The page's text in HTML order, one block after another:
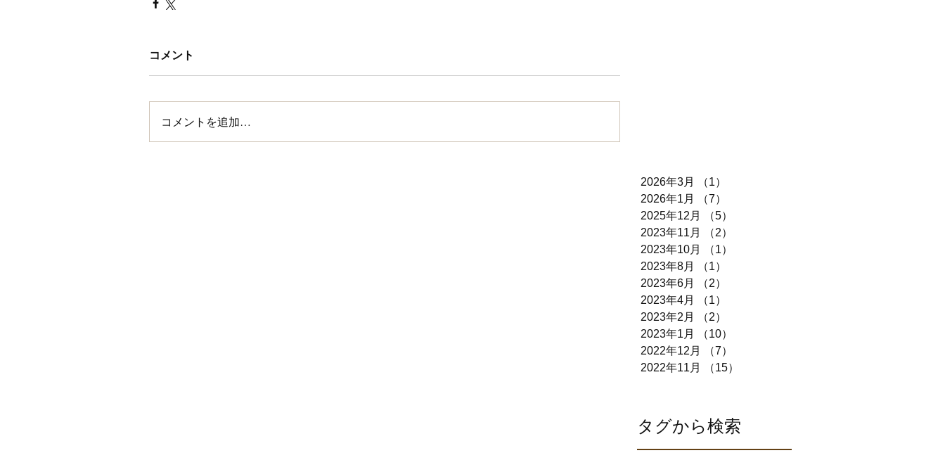
コメント
コメントを追加…
2026年3月 （1）
2026年1月
（7）
2025年12月
（5）
2023年11月
（2）
2023年10月
（1）
2023年8月
（1）
2023年6月
（2）
2023年4月
（1）
2023年2月
（2）
2023年1月
（10）
2022年12月
（7）
2022年11月
（15）
タグから検索